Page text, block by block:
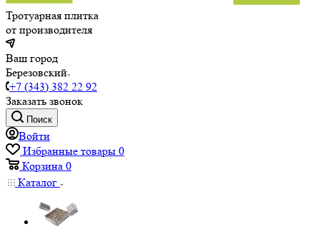
Тротуарная плитка
от производителя
Ваш город
Березовский
+7 (343) 382 22 92
Заказать звонок
Поиск
Войти
Избранные товары 0
Корзина 0
Каталог